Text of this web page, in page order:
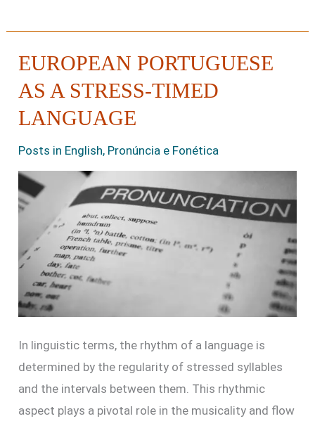
EUROPEAN PORTUGUESE
AS A STRESS-TIMED
LANGUAGE
Posts in English, Pronúncia e Fonética
In linguistic terms, the rhythm of a language is
determined by the regularity of stressed syllables
and the intervals between them. This rhythmic
aspect plays a pivotal role in the musicality and flow
European
Portuguese
a
stress-
timed
language